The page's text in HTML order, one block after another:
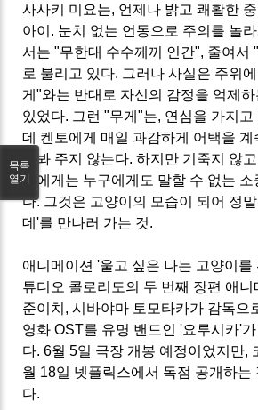
사사키 미요는, 언제나 밝고 쾌활한
아이. 눈치 없는 언동으로 주의를 놀
서는 "무한대 수수께끼 인간", 줄여서
로 불리고 있다. 그러나 사실은 주위
게"와는 반대로 자신의 감정을 억제
있었다. 그런 "무게"는, 연심을 가지고
데 켄토에게 매일 과감하게 어택을 계
아봐 주지 않는다. 하지만 기죽지 않
녀에게는 누구에게도 말할 수 없는 소
다. 그것은 고양이의 모습이 되어 정
데'를 만나러 가는 것.
애니메이션 '울고 싶은 나는 고양이를
튜디오 콜로리도의 두 번째 장편 애
준이치, 시바야마 토모타카가 감독으
영화 OST를 유명 밴드인 '요루시카'
다. 6월 5일 극장 개봉 예정이었지만,
월 18일 넷플릭스에서 독점 공개하는
다.
목록
열기